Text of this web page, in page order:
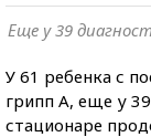
Еще у 39
У 61 ребенка с
грипп А, еще у
стационаре